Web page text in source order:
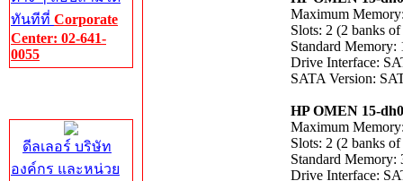
ทันทีที่ Corporate
Center: 02-641-
0055
ดีลเลอร์ บริษัท
องค์กร และหน่วย
Maximum
Slots: 2 (2 banks
Standard Memory:
Drive Interface:
SATA Version:
HP OMEN 15-
Maximum
Slots: 2 (2 banks
Standard Memory:
Drive Interface: